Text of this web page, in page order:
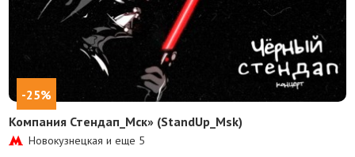
-25%
Компания Стендап_Мск» (StandUp_Msk)
Новокузнецкая и еще 5